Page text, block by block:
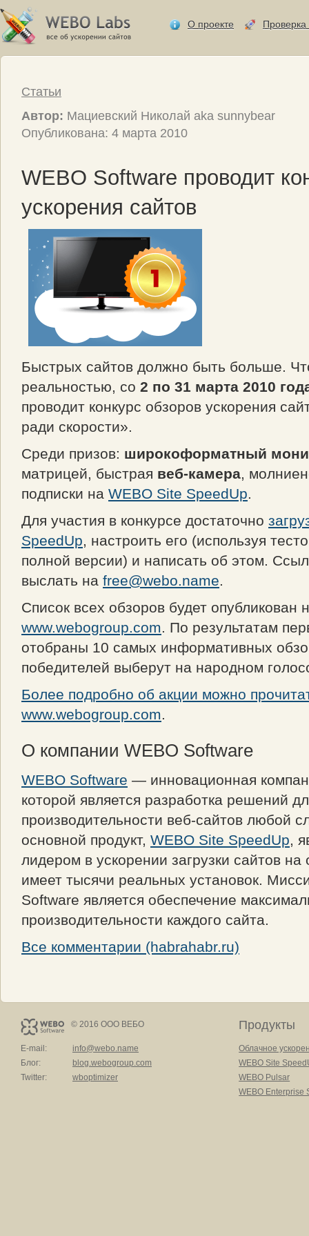
О проекте Проверка
Статьи
Автор: Мациевский Николай aka sunnybear
Опубликована: 4 марта 2010
WEBO Software проводит
ускорения сайтов
Быстрых сайтов должно быть больше.
реальностью, со 2 по 31 марта 2010
проводит конкурс обзоров ускорения
ради скорости».
Среди призов: широкоформатный
матрицей, быстрая веб-камера,
подписки на WEBO Site SpeedUp.
Для участия в конкурсе достаточно
SpeedUp, настроить его (используя
полной версии) и написать об этом.
выслать на free@webo.name.
Список всех обзоров будет опубликован
www.webogroup.com. По результатам
отобраны 10 самых информативных
победителей выберут на народном
Более подробно об акции можно
www.webogroup.com.
О компании WEBO Software
WEBO Software — инновационная
которой является разработка решений
производительности веб-сайтов любой
основной продукт, WEBO Site SpeedUp,
лидером в ускорении загрузки сайтов на
имеет тысячи реальных установок.
Software является обеспечение
производительности каждого сайта.
Все комментарии (habrahabr.ru)
© 2016 ООО ВЕБО
E-mail:
info@webo.name
Блог:
blog.webogroup.com
Twitter:
wboptimizer
Продукты
Облачное
WEBO Site
WEBO Pulsar
WEBO Enterprise